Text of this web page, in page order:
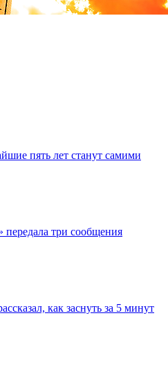
пять лет станут самими
передала три сообщения
как заснуть за 5 минут